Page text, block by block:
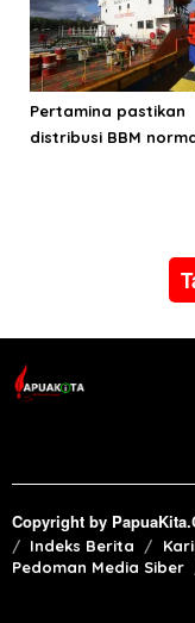
Pertamina pastikan
distribusi BBM
Copyright by
Indeks Berita
Pedoman Media Siber